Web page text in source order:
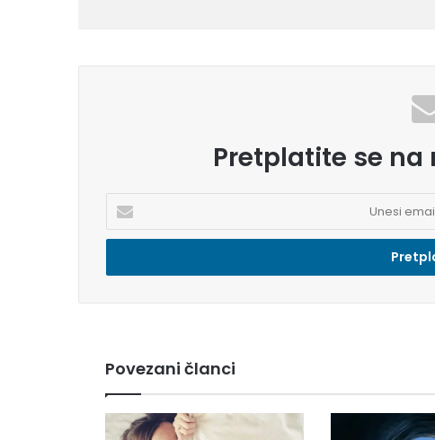
Pretplatite se
e
i
l
a
d
Povezani članci